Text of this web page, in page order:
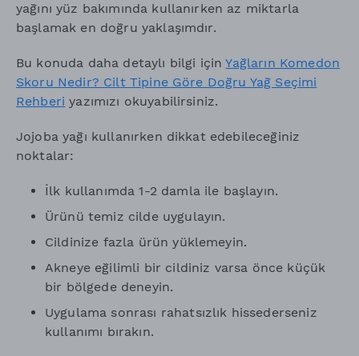
yağını yüz bakımında kullanırken az miktarla
başlamak en doğru yaklaşımdır.
Bu konuda daha detaylı bilgi içinYağların Komedon
Skoru Nedir? Cilt Tipine Göre Doğru Yağ Seçimi
Rehberi yazımızı okuyabilirsiniz.
Jojoba yağı kullanırken dikkat edebileceğiniz
noktalar:
İlk kullanımda 1-2 damla ile başlayın.
Ürünü temiz cilde uygulayın.
Cildinize fazla ürün yüklemeyin.
Akneye eğilimli bir cildiniz varsa önce küçük
bir bölgede deneyin.
Uygulama sonrası rahatsızlık hissederseniz
kullanımı bırakın.